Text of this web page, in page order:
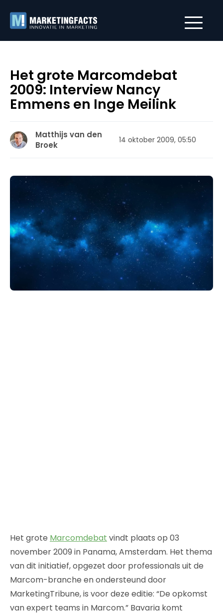
Het grote Marcomdebat
2009: Interview Nancy
Emmens en Inge Meilink
Matthijs van den
Broek
14 oktober 2009, 05:50
Het grote Marcomdebat vindt plaats op 03
november 2009 in Panama, Amsterdam. Het thema
van dit initiatief, opgezet door professionals uit de
Marcom-branche en ondersteund door
MarketingTribune, is voor deze editie: “De opkomst
van expert teams in Marcom.” Bavaria komt